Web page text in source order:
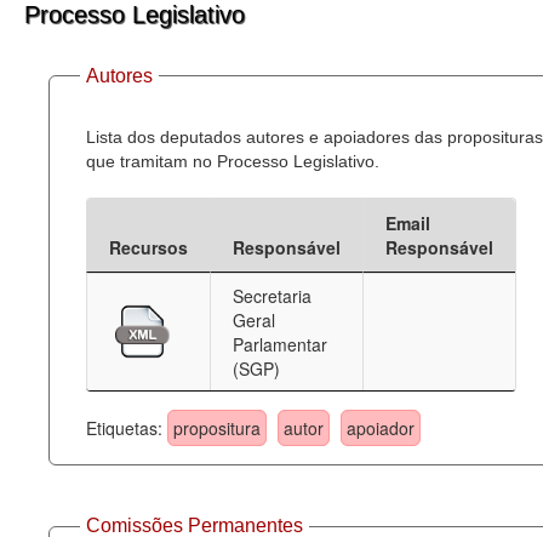
Lei de Acesso à Informação
Dados Governamentais Abertos
Planejamento
Catálogo de dados
Deputados Estaduais
Administração
Agenda
Perguntas frequentes
Contato
Processo Legislativo
Autores
Lista dos deputados autores e apoiadores das proposituras
que tramitam no Processo Legislativo.
Recursos Responsável
Email
Responsável
Secretaria
Geral
Parlamentar
(SGP)
Etiquetas: propositura autor apoiador
Comissões Permanentes